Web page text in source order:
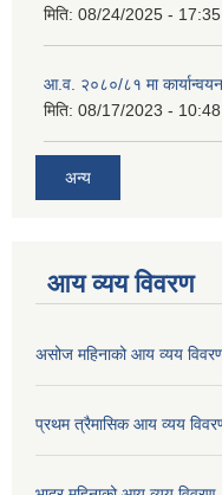
मिति: 08/24/2025 - 17:35
आ.व. २०८०/८१ मा
मिति: 08/17/2023 - 10:48
अन्य
आय व्यय विवरण
असोज महिनाको आय व्यय
प्रथम त्रैमासिक आय व्यय